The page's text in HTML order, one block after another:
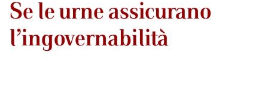
Se le urne assicurano
l’ingovernabilità